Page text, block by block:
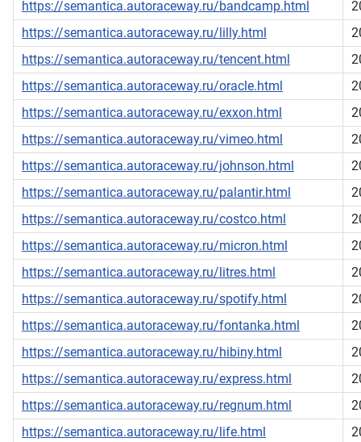
https://semantica.autoraceway.ru/bandcamp.html
https://semantica.autoraceway.ru/lilly.html
https://semantica.autoraceway.ru/tencent.html
https://semantica.autoraceway.ru/oracle.html
https://semantica.autoraceway.ru/exxon.html
https://semantica.autoraceway.ru/vimeo.html
https://semantica.autoraceway.ru/johnson.html
https://semantica.autoraceway.ru/palantir.html
https://semantica.autoraceway.ru/costco.html
https://semantica.autoraceway.ru/micron.html
https://semantica.autoraceway.ru/litres.html
https://semantica.autoraceway.ru/spotify.html
https://semantica.autoraceway.ru/fontanka.html
https://semantica.autoraceway.ru/hibiny.html
https://semantica.autoraceway.ru/express.html
https://semantica.autoraceway.ru/regnum.html
https://semantica.autoraceway.ru/life.html